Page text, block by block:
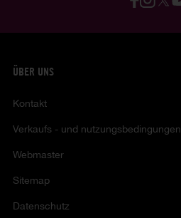
ÜBER UNS
Kontakt
Verkaufs - und nutzungsbedingungen
Webmaster
Sitemap
Datenschutz